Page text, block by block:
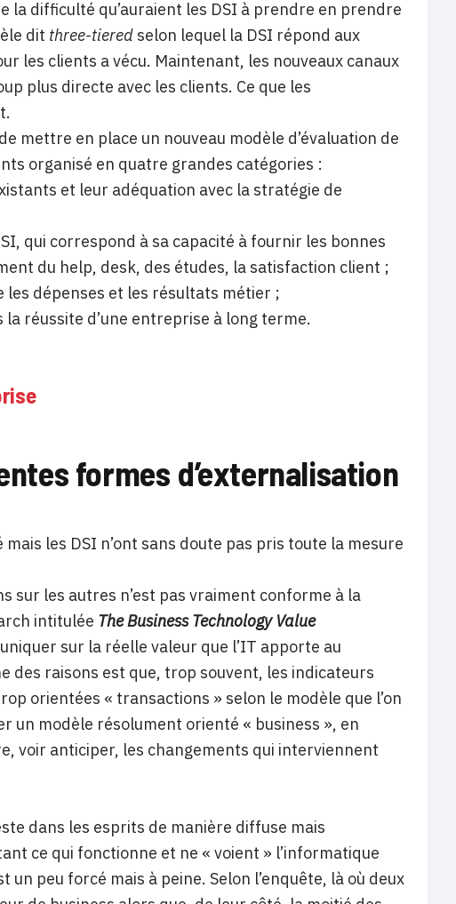
la difficulté qu’auraient les DSI à prendre en prendre
dit three-tiered selon lequel la DSI répond aux
les clients a vécu. Maintenant, les nouveaux canaux
plus directe avec les clients. Ce que les
mettre en place un nouveau modèle d’évaluation de
organisé en quatre grandes catégories :
et leur adéquation avec la stratégie de
qui correspond à sa capacité à fournir les bonnes
du help, desk, des études, la satisfaction client ;
dépenses et les résultats métier ;
réussite d’une entreprise à long terme.
formes d’externalisation
les DSI n’ont sans doute pas pris toute la mesure
sur les autres n’est pas vraiment conforme à la
intitulée The Business Technology Value
sur la réelle valeur que l’IT apporte au
des raisons est que, trop souvent, les indicateurs
orientées « transactions » selon le modèle que l’on
un modèle résolument orienté « business », en
voir anticiper, les changements qui interviennent
dans les esprits de manière diffuse mais
ce qui fonctionne et ne « voient » l’informatique
peu forcé mais à peine. Selon l’enquête, là où deux